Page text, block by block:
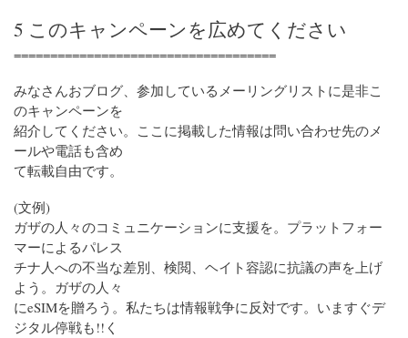
5 このキャンペーンを広めてください
====================================
みなさんおブログ、参加しているメーリングリストに是非こ
のキャンペーンを
紹介してください。ここに掲載した情報は問い合わせ先のメ
ールや電話も含め
て転載自由です。
(文例)
ガザの人々のコミュニケーションに支援を。プラットフォー
マーによるパレス
チナ人への不当な差別、検閲、ヘイト容認に抗議の声を上げ
よう。ガザの人々
にeSIMを贈ろう。私たちは情報戦争に反対です。いますぐデ
ジタル停戦も!!く